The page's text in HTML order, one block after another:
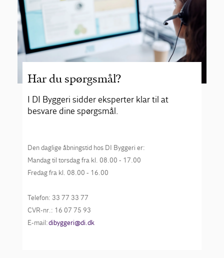
Har du spørgsmål?
I DI Byggeri sidder eksperter klar til at
besvare dine spørgsmål.
Den daglige åbningstid hos DI Byggeri er:
Mandag til torsdag fra kl. 08.00 - 17.00
Fredag fra kl. 08.00 - 16.00
Telefon: 33 77 33 77
CVR-nr.: 16 07 75 93
E-mail:dibyggeri@di.dk